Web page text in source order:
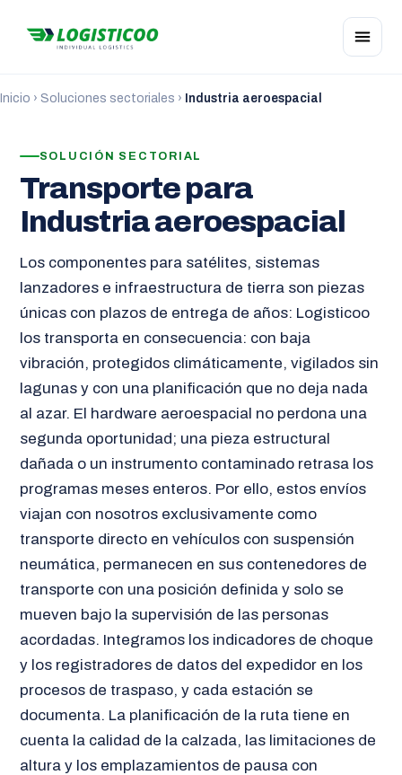
Inicio › Soluciones sectoriales › Industria aeroespacial
SOLUCIÓN SECTORIAL
Transporte para
Industria aeroespacial
Los componentes para satélites, sistemas
lanzadores e infraestructura de tierra son piezas
únicas con plazos de entrega de años: Logisticoo
los transporta en consecuencia: con baja
vibración, protegidos climáticamente, vigilados sin
lagunas y con una planificación que no deja nada
al azar. El hardware aeroespacial no perdona una
segunda oportunidad; una pieza estructural
dañada o un instrumento contaminado retrasa los
programas meses enteros. Por ello, estos envíos
viajan con nosotros exclusivamente como
transporte directo en vehículos con suspensión
neumática, permanecen en sus contenedores de
transporte con una posición definida y solo se
mueven bajo la supervisión de las personas
acordadas. Integramos los indicadores de choque
y los registradores de datos del expedidor en los
procesos de traspaso, y cada estación se
documenta. La planificación de la ruta tiene en
cuenta la calidad de la calzada, las limitaciones de
altura y los emplazamientos de pausa con